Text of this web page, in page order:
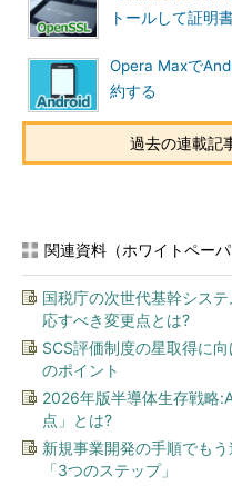
と、インストールウィザード
る必要はない）。このウィザ
ストールが完了する。
Start Menu 8のインストールウィザ
インストールウィザードを最後まで
8セットアップウィザードの完了］
vanced SystemCareをインストール
いることを確認して、［完了］ボタ
（1）
必ずここのチェックが外れ
チェックが入った状態だと、
ストールが始まってしまう。
トールして証明
Opera Maxで
約する
過去の連載記
関連資料（ホワイトペーパ
国税庁の次世代基幹シス
応すべき変更点とは?
SCS評価制度の星取得に
のポイント
2026年版半導体生存戦略
点」とは?
新規事業開発の手順でも
「3つのステップ」